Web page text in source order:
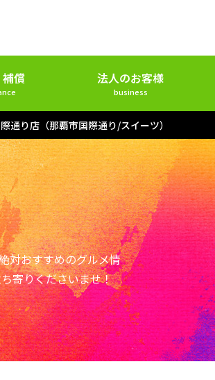
償 法人のお客様
business
通り店（那覇市国際通り/スイーツ）
対おすすめのグルメ情
寄りくださいませ！